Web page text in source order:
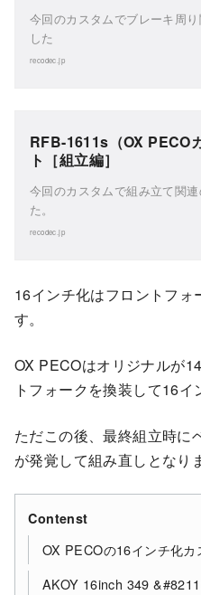
今回のカスタムでブレーキ周
した
recodec.jp
RFB-1611s（OX PECO
ト［組立編］
今回のカスタムで組み立て関
た。
recodec.jp
16インチ化はフロントフォ
す。
OX PECOはオリジナルが
トフォークを換装して16イ
ただこの後、最終組立時に
が発覚して組み直しとなり
Contenst
OX PECOの16インチ化カ
AKOY 16inch 349